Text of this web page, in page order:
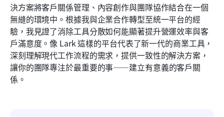
決方案將客戶關係管理、內容創作與團隊協作結合在一個
無縫的環境中。根據我與企業合作轉型至統一平台的經
驗，我見證了消除工具分散如何能顯著提升營運效率與客
戶滿意度。像 Lark 這樣的平台代表了新一代的商業工具，
深刻理解現代工作流程的需求，提供一致性的解決方案，
讓你的團隊專注於最重要的事——建立有意義的客戶關
係。